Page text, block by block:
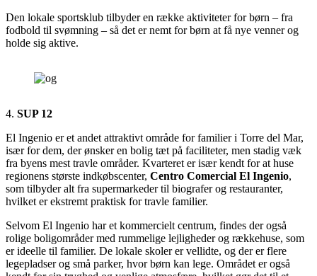
Den lokale sportsklub tilbyder en række aktiviteter for børn – fra
fodbold til svømning – så det er nemt for børn at få nye venner og
holde sig aktive.
4. SUP 12
El Ingenio er et andet attraktivt område for familier i Torre del Mar,
især for dem, der ønsker en bolig tæt på faciliteter, men stadig væk
fra byens mest travle områder. Kvarteret er især kendt for at huse
regionens største indkøbscenter, Centro Comercial El Ingenio,
som tilbyder alt fra supermarkeder til biografer og restauranter,
hvilket er ekstremt praktisk for travle familier.
Selvom El Ingenio har et kommercielt centrum, findes der også
rolige boligområder med rummelige lejligheder og rækkehuse, som
er ideelle til familier. De lokale skoler er vellidte, og der er flere
legepladser og små parker, hvor børn kan lege. Området er også